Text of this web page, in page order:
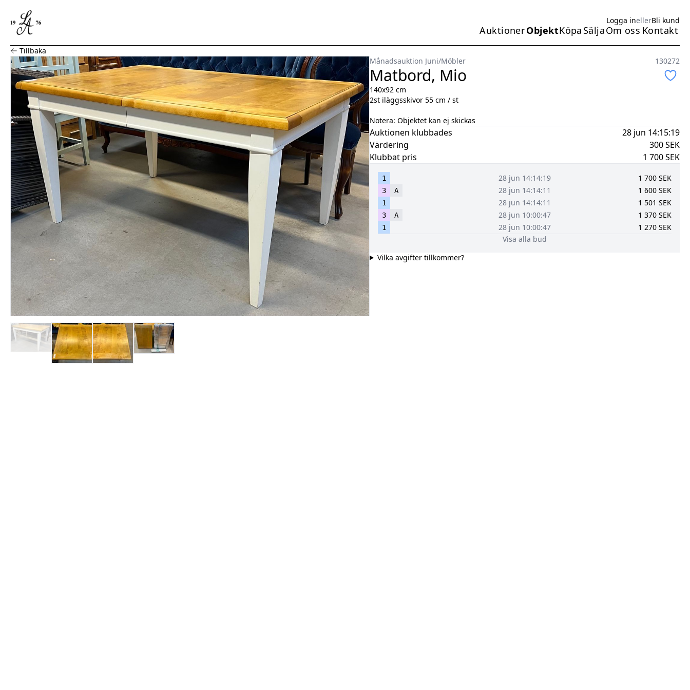
Logga inellerBli kund
Huvudmeny
AuktionerObjektKöpa SäljaOm oss Kontakt
Matbord, Mio
Tillbaka
Månadsauktion Juni/Möbler 130272
Matbord, Mio
140x92 cm
2st iläggsskivor 55 cm / st
Notera: Objektet kan ej skickas
Auktionen klubbades
28 jun 14:15:19
Värdering
300SEK
Klubbat pris
1 700SEK
1 28 jun 14:14:19 1 700 SEK
3 A 28 jun 14:14:11 1 600 SEK
1 28 jun 14:14:11 1 501 SEK
3 A 28 jun 10:00:47 1 370 SEK
1 28 jun 10:00:47 1 270 SEK
Visa alla bud
Vilka avgifter tillkommer?